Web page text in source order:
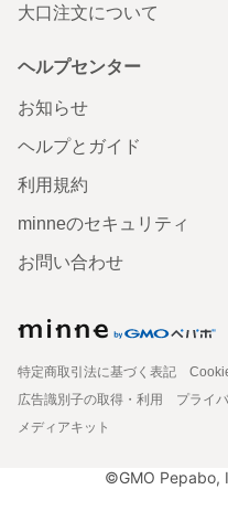
大口注文について
ヘルプセンター
お知らせ
ヘルプとガイド
利用規約
minneのセキュリティ
お問い合わせ
特定商取引法に基づく表記
広告識別子の取得・利用
プライ
メディアキット
©GMO Pepabo,